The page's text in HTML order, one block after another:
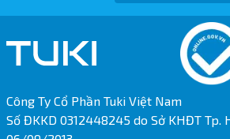
Công Ty Cổ Phần Tuki Việt Nam
Số ĐKKD 0312448245 do Sở KHĐT Tp.